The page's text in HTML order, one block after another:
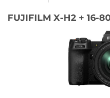
FUJIFILM X-H2 + 16-